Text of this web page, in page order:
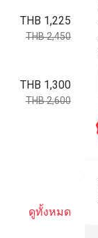
THB 1,225
THB 2,450
THB 1,300
THB 2,600
ดูทั้งหมด